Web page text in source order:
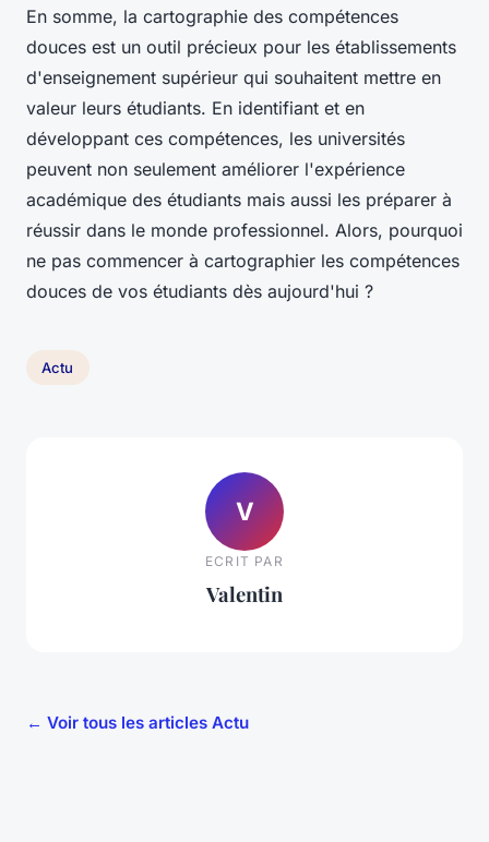
En somme, la cartographie des compétences
douces est un outil précieux pour les établissements
d'enseignement supérieur qui souhaitent mettre en
valeur leurs étudiants. En identifiant et en
développant ces compétences, les universités
peuvent non seulement améliorer l'expérience
académique des étudiants mais aussi les préparer à
réussir dans le monde professionnel. Alors, pourquoi
ne pas commencer à cartographier les compétences
douces de vos étudiants dès aujourd'hui ?
Actu
V
ECRIT PAR
Valentin
← Voir tous les articles Actu